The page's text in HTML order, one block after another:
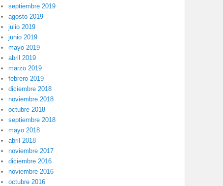
septiembre 2019
agosto 2019
julio 2019
junio 2019
mayo 2019
abril 2019
marzo 2019
febrero 2019
diciembre 2018
noviembre 2018
octubre 2018
septiembre 2018
mayo 2018
abril 2018
noviembre 2017
diciembre 2016
noviembre 2016
octubre 2016